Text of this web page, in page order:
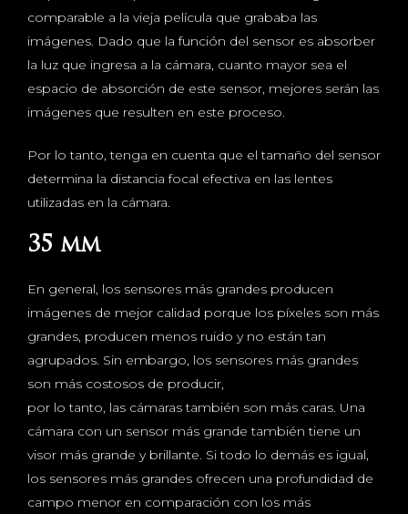
comparable a la vieja película que grababa las
imágenes. Dado que la función del sensor es absorber
la luz que ingresa a la cámara, cuanto mayor sea el
espacio de absorción de este sensor, mejores serán las
imágenes que resulten en este proceso.
Por lo tanto, tenga en cuenta que el tamaño del sensor
determina la distancia focal efectiva en las lentes
utilizadas en la cámara.
35 mm
En general, los sensores más grandes producen
imágenes de mejor calidad porque los píxeles son más
grandes, producen menos ruido y no están tan
agrupados. Sin embargo, los sensores más grandes
son más costosos de producir,
por lo tanto, las cámaras también son más caras. Una
cámara con un sensor más grande también tiene un
visor más grande y brillante. Si todo lo demás es igual,
los sensores más grandes ofrecen una profundidad de
campo menor en comparación con los más